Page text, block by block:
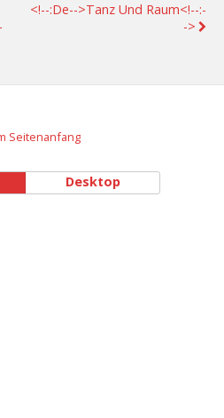
<!--:de-->Tanz Und Raum<!--:-
->
Seitenanfang
Desktop